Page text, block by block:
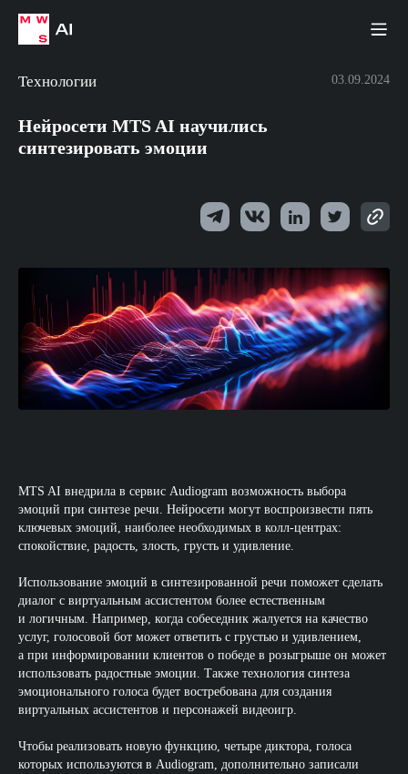
Технологии 03.09.2024
Нейросети MTS AI научились
синтезировать эмоции
MTS AI внедрила в сервис Audiogram возможность выбора
эмоций при синтезе речи. Нейросети могут воспроизвести пять
ключевых эмоций, наиболее необходимых в колл-центрах:
спокойствие, радость, злость, грусть и удивление.
Использование эмоций в синтезированной речи поможет сделать
диалог с виртуальным ассистентом более естественным
и логичным. Например, когда собеседник жалуется на качество
услуг, голосовой бот может ответить с грустью и удивлением,
а при информировании клиентов о победе в розыгрыше он может
использовать радостные эмоции. Также технология синтеза
эмоционального голоса будет востребована для создания
виртуальных ассистентов и персонажей видеоигр.
Чтобы реализовать новую функцию, четыре диктора, голоса
которых используются в Audiogram, дополнительно записали